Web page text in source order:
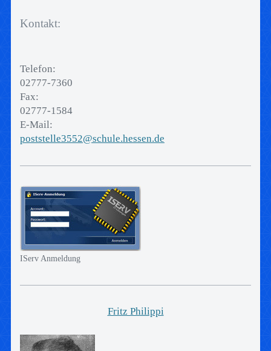
Kontakt:
Telefon:
02777-7360
Fax:
02777-1584
E-Mail:
poststelle3552@schule.hessen.de
IServ Anmeldung
Fritz Philippi